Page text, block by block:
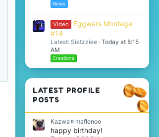
News
Video
Eggwars Montage
#14
Latest: Sietzziee Today at 8:15
AM
Creations
LATEST PROFILE
POSTS
Kazwa maflenooK
a
happy birthday!